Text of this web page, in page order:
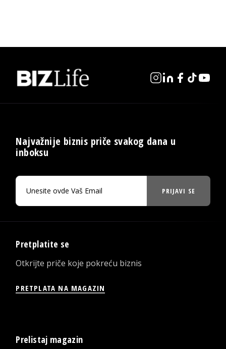
Najvažnije biznis priče svakog dana u
inboksu
PRIJAVI SE
Pretplatite se
Otkrijte priče koje pokreću biznis
PRETPLATA NA MAGAZIN
Prelistaj magazin